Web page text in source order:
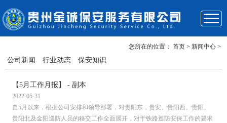
您所在的位置：首页 > 新闻中心 >
公司新闻 行业动态 保安知识
【5月工作月报】 - 副本
2022-05-31
自5月以来，根据公司安排和领导部署，对贵阳东，贵安、贵阳西、贵阳、
贵阳北及金阳巡防人员的移交工作全面展开，对于铁路巡防安保工作的要求